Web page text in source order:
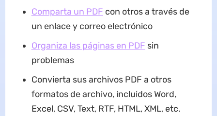
Comparta un PDF con otros a través de
un enlace y correo electrónico
Organiza las páginas en PDF sin
problemas
Convierta sus archivos PDF a otros
formatos de archivo, incluidos Word,
Excel, CSV, Text, RTF, HTML, XML, etc.